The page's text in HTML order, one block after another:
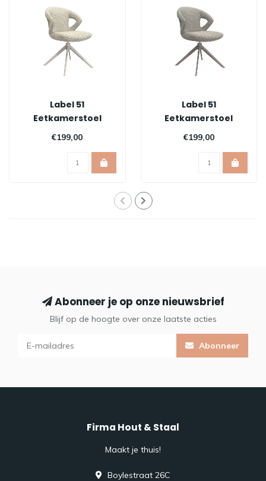
Label 51
Eetkamerstoel
Zurich - Naturel |
Taupe
€199,00
Label 51
Eetkamerstoel
Zurich - Mushroom
€199,00
Abonneer je op onze nieuwsbrief
Blijf op de hoogte over onze laatste acties
Abonneer
Firma Hout & Staal
Maakt je thuis!
Boylestraat 26C